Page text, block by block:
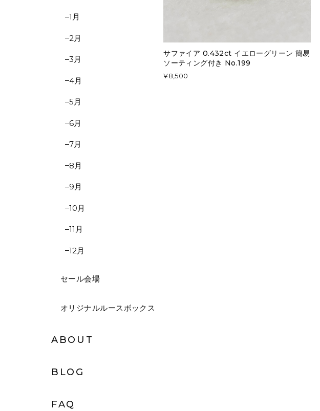
1月
2月
3月
4月
5月
6月
7月
8月
9月
10月
11月
12月
セール会場
オリジナルルースボックス
ABOUT
BLOG
FAQ
サファイア 0.432ct イエローグリーン 簡易
ソーティング付き No.199
¥8,500